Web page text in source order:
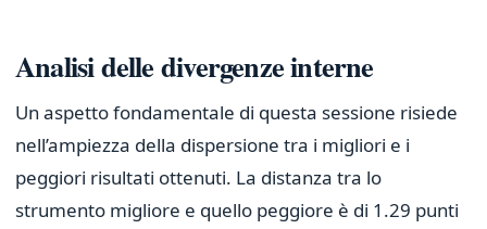
Analisi delle divergenze interne
Un aspetto fondamentale di questa sessione risiede
nell’ampiezza della dispersione tra i migliori e i
peggiori risultati ottenuti. La distanza tra lo
strumento migliore e quello peggiore è di 1.29 punti